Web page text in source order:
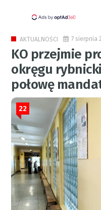
AKTUALNOŚCI 7 sierpnia
KO przejmie
okręgu
połowę
22